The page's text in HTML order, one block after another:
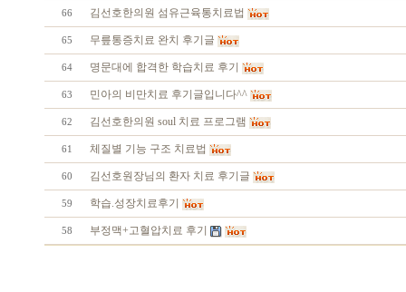
66 김선호한의원 섬유근육통치료법
65 무릎통증치료 완치 후기글
64 명문대에 합격한 학습치료 후기
63 민아의 비만치료 후기글입니다^^
62 김선호한의원 soul 치료 프로그램
61 체질별 기능 구조 치료법
60 김선호원장님의 환자 치료 후기글
59 학습.성장치료후기
58 부정맥+고혈압치료 후기